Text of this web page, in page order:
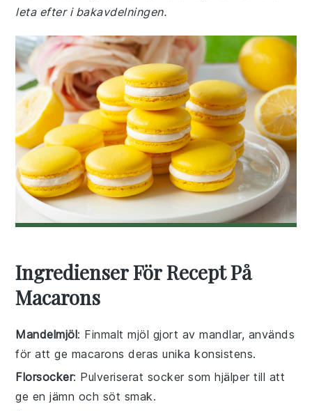
leta efter i bakavdelningen.
Ingredienser För Recept På
Macarons
Mandelmjöl: Finmalt mjöl gjort av mandlar, används
för att ge macarons deras unika konsistens.
Florsocker: Pulveriserat socker som hjälper till att
ge en jämn och söt smak.